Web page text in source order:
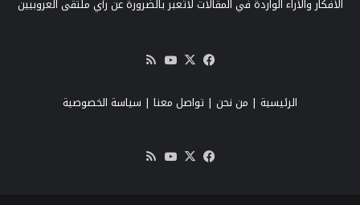
الأفكار والآراء الواردة في المقالات لاتعبر بالضرورة عن رأي ملتقى العروبيين
فيسبوك
‫X
‫YouTube
RSS
الرئيسية | من نحن | تواصل معنا | سياسة الخصوصية
فيسبوك
‫X
‫YouTube